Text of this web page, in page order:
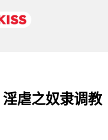
虐之奴隶调教